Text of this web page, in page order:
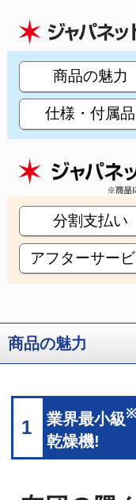
商品の魅力
仕様・付属品
分割支払い
アフターサー
商品の魅力
1 業界最小級
乾燥機!